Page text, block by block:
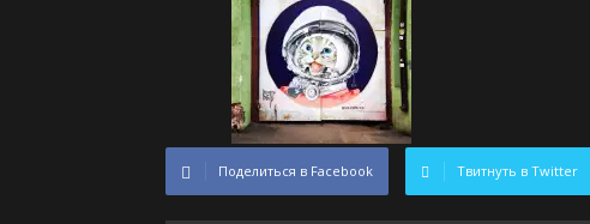
Поделиться в Facebook Твитнуть в Twitter